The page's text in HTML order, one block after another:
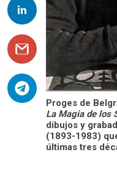
Proges de
La Magia de los
dibujos y
(1893-1983)
últimas tres